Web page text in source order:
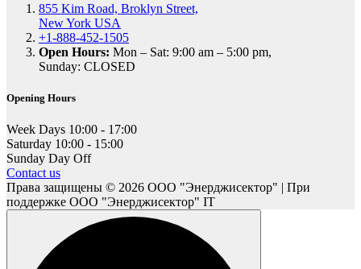
855 Kim Road, Broklyn Street,
New York USA
+1-888-452-1505
Open Hours: Mon – Sat: 9:00 am – 5:00 pm,
Sunday: CLOSED
Opening Hours
Week Days 10:00 - 17:00
Saturday 10:00 - 15:00
Sunday Day Off
Contact us
Права защищены © 2026 ООО "Энерджисектор" | При
поддержке ООО "Энерджисектор" IT